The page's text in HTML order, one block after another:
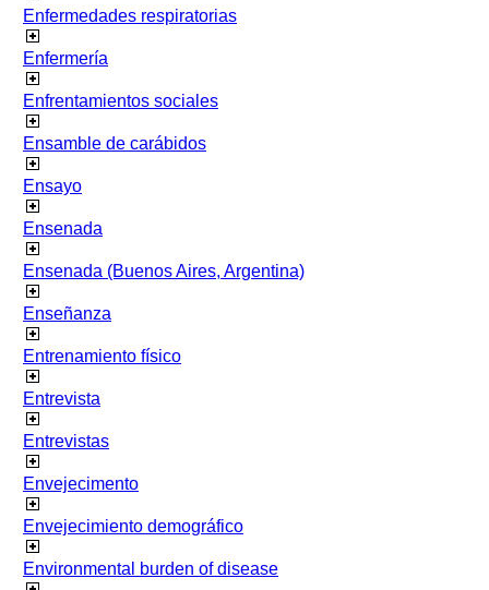
Enfermedades respiratorias
Enfermería
Enfrentamientos sociales
Ensamble de carábidos
Ensayo
Ensenada
Ensenada (Buenos Aires, Argentina)
Enseñanza
Entrenamiento físico
Entrevista
Entrevistas
Envejecimento
Envejecimiento demográfico
Environmental burden of disease